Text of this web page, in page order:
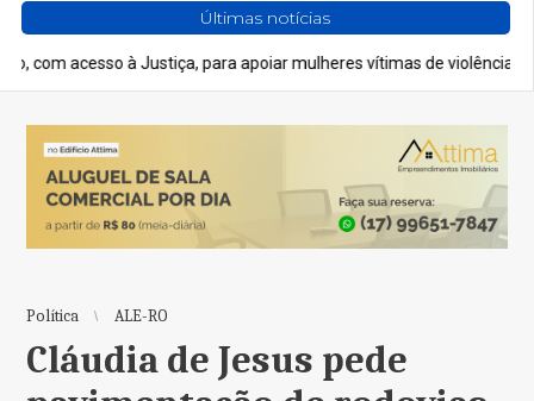
Últimas notícias
para apoiar mulheres vítimas de violência Economia
Política ALE-RO
Cláudia de Jesus pede